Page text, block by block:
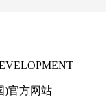
)官方网站